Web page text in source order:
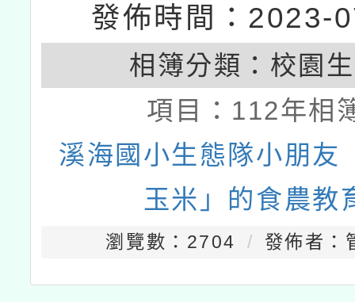
發佈時間：2023-
相簿分類： 校園
項目： 112年相
溪海國小生態隊小朋友
玉米」的食農教
瀏覽數：2704 發佈者：